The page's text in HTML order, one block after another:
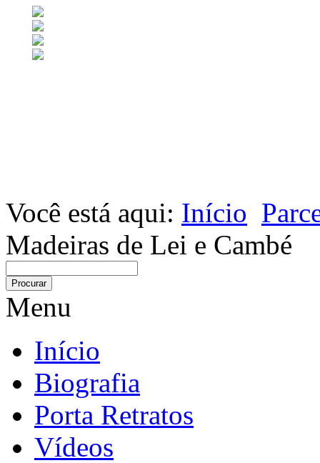
Você está aqui: Início
Madeiras de Lei e Cambé
Menu
Início
Biografia
Porta Retratos
Vídeos